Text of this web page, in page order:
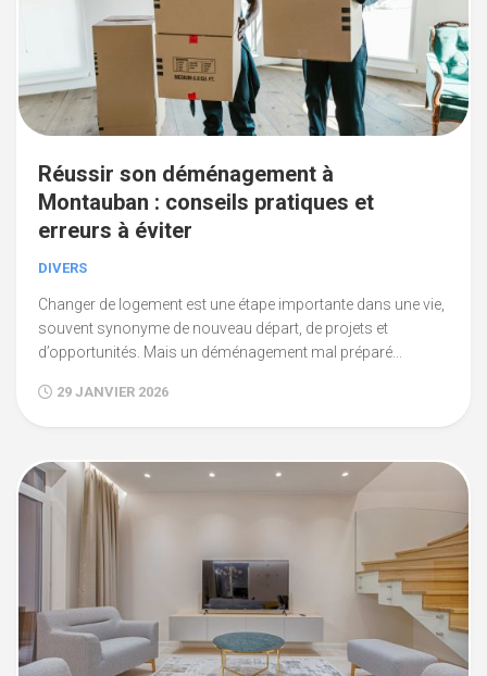
Réussir son déménagement à
Montauban : conseils pratiques et
erreurs à éviter
DIVERS
Changer de logement est une étape importante dans une vie,
souvent synonyme de nouveau départ, de projets et
d’opportunités. Mais un déménagement mal préparé...
29 JANVIER 2026